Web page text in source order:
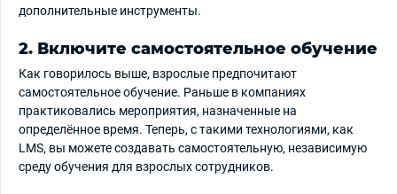
дополнительные инструменты.
2. Включите самостоятельное обучение
Как говорилось выше, взрослые предпочитают
самостоятельное обучение. Раньше в компаниях
практиковались мероприятия, назначенные на
определённое время. Теперь, с такими технологиями, как
LMS, вы можете создавать самостоятельную, независимую
среду обучения для взрослых сотрудников.